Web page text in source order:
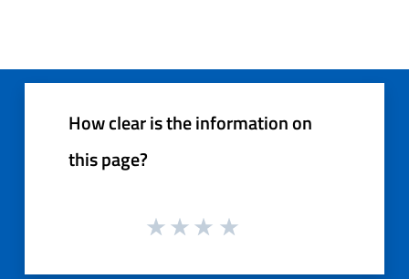
How clear is the information on
this page?